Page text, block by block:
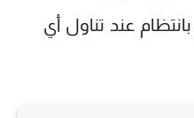
عند تناول أي